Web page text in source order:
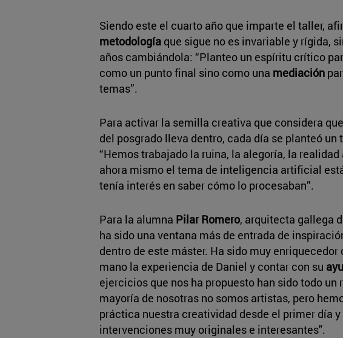
Siendo este el cuarto año que imparte el taller,
metodología que sigue no es invariable y rígida,
años cambiándola: “Planteo un espíritu crítico
como un punto final sino como una mediación
temas”.
Para activar la semilla creativa que considera
del posgrado lleva dentro, cada día se planteó un
“Hemos trabajado la ruina, la alegoría, la
ahora mismo el tema de inteligencia artificial
tenía interés en saber cómo lo procesaban”.
Para la alumna Pilar Romero, arquitecta gallega
ha sido una ventana más de entrada de
dentro de este máster. Ha sido muy
mano la experiencia de Daniel y contar con su
ejercicios que nos ha propuesto han sido todo un
mayoría de nosotras no somos artistas, pero
práctica nuestra creatividad desde el primer día y
intervenciones muy originales e interesantes".